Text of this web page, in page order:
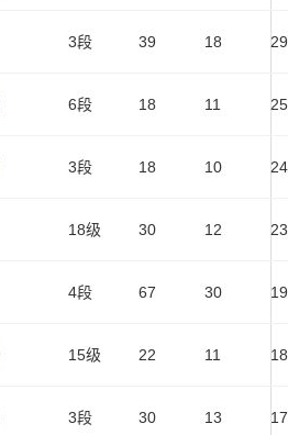
3段 39 18
6段 18 11
3段 18 10
18级 30 12
4段 67 30
15级 22 11
3段 30 13